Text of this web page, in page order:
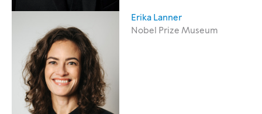
Erika Lanner
Nobel Prize Museum